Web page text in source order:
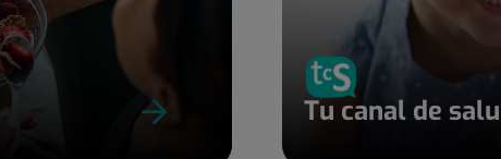
Tu canal de